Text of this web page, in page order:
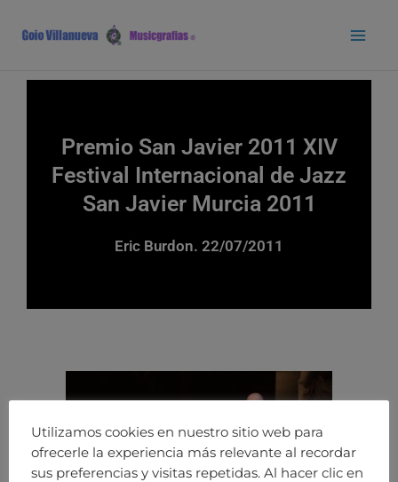
contenido
Premio San Javier 2011 XIV
Festival Internacional de Jazz
San Javier Murcia 2011
Eric Burdon. 22/07/2011
Utilizamos cookies en nuestro sitio web para
ofrecerle la experiencia más relevante al recordar
sus preferencias y visitas repetidas. Al hacer clic en